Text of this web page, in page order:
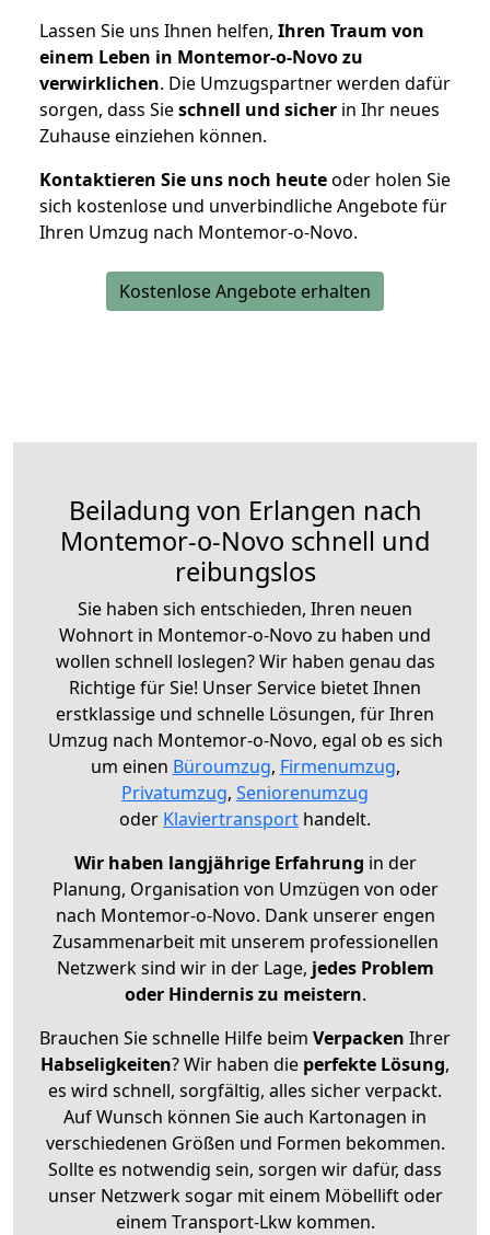
Lassen Sie uns Ihnen helfen, Ihren Traum von
einem Leben in Montemor-o-Novo zu
verwirklichen. Die Umzugspartner werden dafür
sorgen, dass Sieschnell und sicher in Ihr neues
Zuhause einziehen können.
Kontaktieren Sie uns noch heuteoder holen Sie
sich kostenlose und unverbindliche Angebote für
Ihren Umzug nach Montemor-o-Novo.
Kostenlose Angebote erhalten
Beiladung von Erlangen nach
Montemor-o-Novo schnell und
reibungslos
Sie haben sich entschieden, Ihren neuen
Wohnort in Montemor-o-Novo zu haben und
wollen schnell loslegen? Wir haben genau das
Richtige für Sie! Unser Service bietet Ihnen
erstklassige und schnelle Lösungen, für Ihren
Umzug nach Montemor-o-Novo, egal ob es sich
um einen Büroumzug, Firmenumzug,
Privatumzug, Seniorenumzug
oder Klaviertransport handelt.
Wir haben langjährige Erfahrung in der
Planung, Organisation von Umzügen von oder
nach Montemor-o-Novo. Dank unserer engen
Zusammenarbeit mit unserem professionellen
Netzwerk sind wir in der Lage, jedes Problem
oder Hindernis zu meistern.
Brauchen Sie schnelle Hilfe beim Verpacken Ihrer
Habseligkeiten? Wir haben die perfekte Lösung,
es wird schnell, sorgfältig, alles sicher verpackt.
Auf Wunsch können Sie auch Kartonagen in
verschiedenen Größen und Formen bekommen.
Sollte es notwendig sein, sorgen wir dafür, dass
unser Netzwerk sogar mit einem Möbellift oder
einem Transport-Lkw kommen.